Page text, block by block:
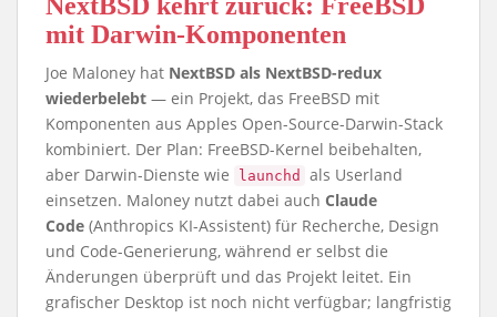
mit Darwin-Komponenten
Joe Maloney hat NextBSD als NextBSD-redux
wiederbelebt — ein Projekt, das FreeBSD mit
Komponenten aus Apples Open-Source-Darwin-Stack
kombiniert. Der Plan: FreeBSD-Kernel beibehalten,
aber Darwin-Dienste wie
launchd
als Userland
einsetzen. Maloney nutzt dabei auch Claude
Code (Anthropics KI-Assistent) für Recherche, Design
und Code-Generierung, während er selbst die
Änderungen überprüft und das Projekt leitet. Ein
grafischer Desktop ist noch nicht verfügbar; langfristig